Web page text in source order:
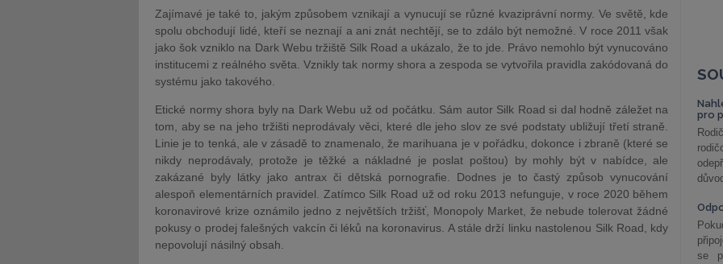
Zajímavé je také to, jakým způsobem vznikají a vynucují se různé kvaziprávní normy. Ve světě, kde
spolu obchodují lidé, kteří se neznají a ani znát nechtějí, se to zdálo být nemožné. V roce 2011 však
jako šok vzniklo na Dark Webu tržiště Silk Road a ukázalo, že to jde. Právo nemohlo být vynucováno
institucemi z reálného světa. Vznikly tak normy shora a zespoda se vytvořila pravidla zakódovaná do
systému jako takového.
Etické normy shora byly na Dark Webu už od počátku. Sám autor Silk Road si dal hodně záležet na
tom, aby se na jeho tržišti neprodávaly věci, které dle jeho slov ze své podstaty ubližují třetí straně.
Linie je to tenká, ale v zásadě to znamenalo, že marihuana je v pořádku, dokonce i zbraně (které se
nikdy neprodávaly, protože je těžké a nákladné je poslat poštou) by mohly být v nabídce, ale
zakázané byly látky jako antrax či dětská pornografie. Dodnes je to častý způsob vynucování
alespoň elementárních pravidel. Zatímco Silk Road už od roku 2013 nefunguje, v roce 2020 během
koronavirové krize oznámilo jedno z největších tržišť, Monopoly Market, že nebude tolerovat žádné
pokusy o prodej falešných vakcín či léků na koronavirus. A stále drží linku nastolenou Silk Road, kdy
nepovolují násilný obsah.
pro
se